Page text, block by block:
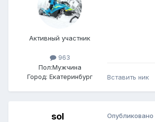
Активный участник
963
Пол:Мужчина
Город: Екатеринбург Вставить ник
sol Опубликовано